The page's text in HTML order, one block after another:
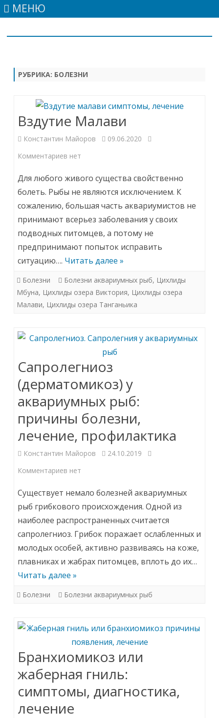
МЕНЮ
РУБРИКА: БОЛЕЗНИ
Вздутие Малави
Константин Майоров
09.06.2020
Комментариев к
Вздутие
Малави
нет
Для любого живого существа свойственно
болеть. Рыбы не являются исключением. К
сожалению, большая часть аквариумистов не
принимают всерьез заболевания у своих
подводных питомцев, а потому не
предпринимают попыток исправить
ситуацию…. Читать далее »
Болезни Болезни аквариумных рыб, Цихлиды
Мбуна, Цихлиды озера Виктория, Цихлиды озера
Малави, Цихлиды озера Танганьика
Сапролегниоз
(дерматомикоз) у
аквариумных рыб:
причины болезни,
лечение, профилактика
Константин Майоров
24.10.2019
Комментариев к
Сапролегниоз
(дерматомикоз)
у
аквариумных
рыб:
причины
лечение,
профилактика
нет
Существует немало болезней аквариумных
рыб грибкового происхождения. Одной из
наиболее распространенных считается
сапролегниоз. Грибок поражает ослабленных и
молодых особей, активно развиваясь на коже,
плавниках и жабрах питомцев, вплоть до их…
Читать далее »
Болезни Болезни аквариумных рыб
Бранхиомикоз или
жаберная гниль:
симптомы, диагностика,
лечение